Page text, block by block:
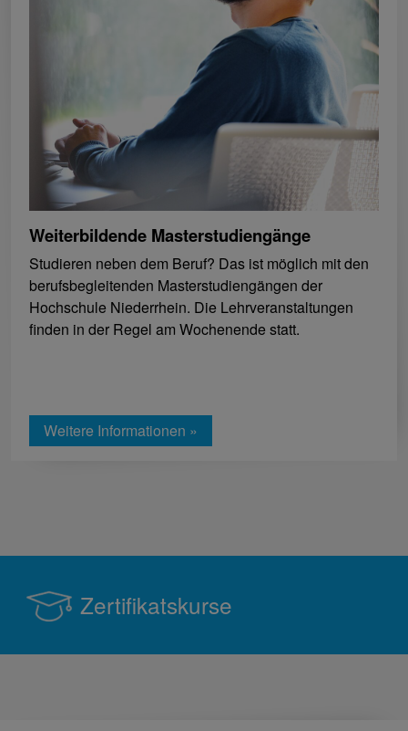
Weiterbildende Masterstudiengänge
Studieren neben dem Beruf? Das ist möglich mit den
berufsbegleitenden Masterstudiengängen der
Hochschule Niederrhein. Die Lehrveranstaltungen
finden in der Regel am Wochenende statt.
Weitere Informationen »
Zertifikatskurse